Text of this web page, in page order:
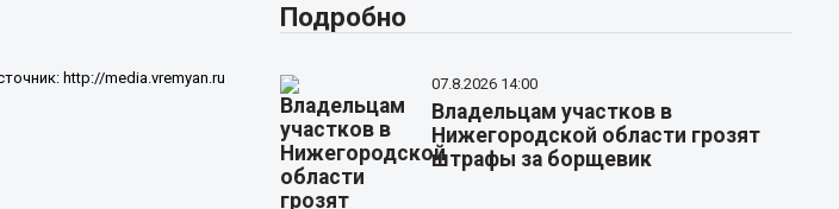
http://media.vremyan.ru
Подробно
07.8.2026 14:00
Владельцам участков в
Нижегородской области грозят
штрафы за борщевик